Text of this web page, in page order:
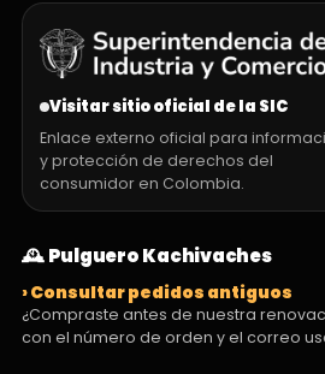
Visitar sitio oficial de la SIC
Enlace externo oficial para
y protección de derechos del
consumidor en Colombia.
🕰️ Pulguero Kachivaches
› Consultar pedidos antiguos
¿Compraste antes de nuestra
con el número de orden y el correo